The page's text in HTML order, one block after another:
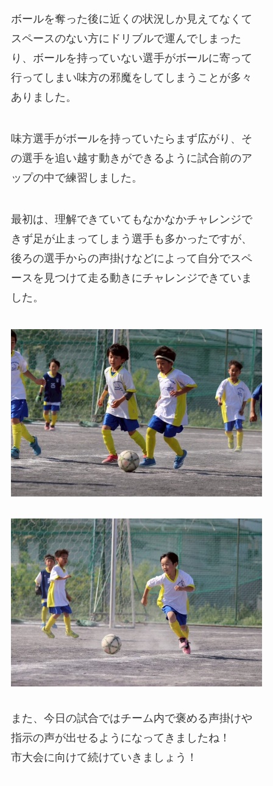
ボールを奪った後に近くの状況しか見えてなくて
スペースのない方にドリブルで運んでしまった
り、ボールを持っていない選手がボールに寄って
行ってしまい味方の邪魔をしてしまうことが多々
ありました。
味方選手がボールを持っていたらまず広がり、そ
の選手を追い越す動きができるように試合前のア
ップの中で練習しました。
最初は、理解できていてもなかなかチャレンジで
きず足が止まってしまう選手も多かったですが、
後ろの選手からの声掛けなどによって自分でスペ
ースを見つけて走る動きにチャレンジできていま
した。
また、今日の試合ではチーム内で褒める声掛けや
指示の声が出せるようになってきましたね！
市大会に向けて続けていきましょう！